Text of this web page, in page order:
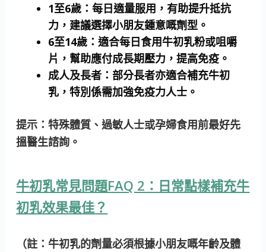
1至6歲 ：每日適量服用，有助提升抵抗
力，建議選擇小朋友鍾意嘅劑型。
6至14歲 ：適合每日食用牛初乳粉或咀嚼
片，幫助應付成長期壓力，提高免疫。
成人及長者 ：部分長者亦適合補充牛初
乳，特別係需加強免疫力人士。
提示：特殊體質、過敏人士或孕婦食用前最好先
搵醫生諮詢。
牛初乳常見問題FAQ 2：日常點樣補充牛
初乳效果最佳？
（註：牛初乳的劑量必須根據小朋友嘅年齡及體